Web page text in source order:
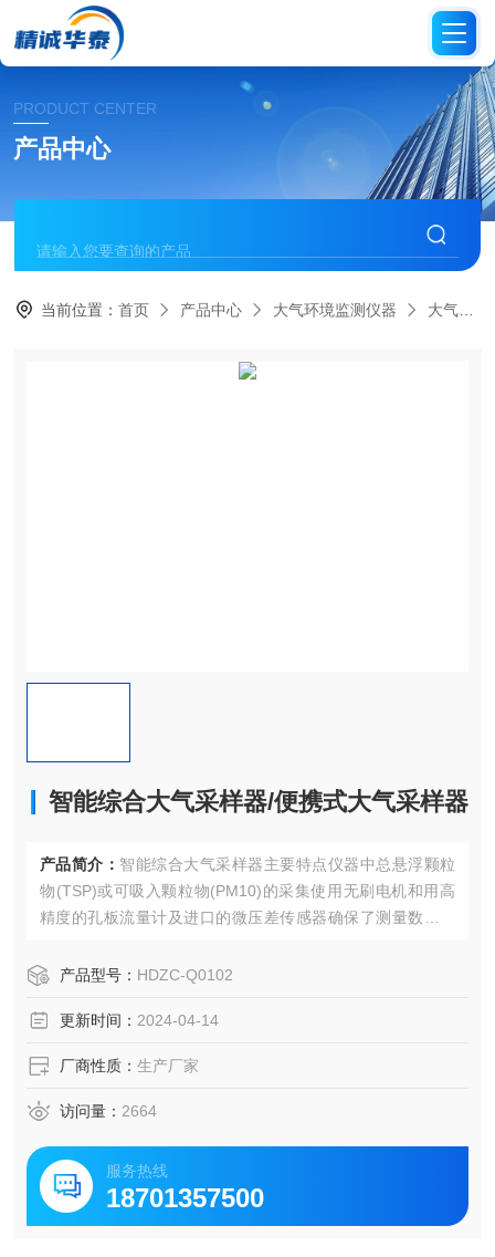
PRODUCT CENTER
产品中心
当前位置：首页 产品中心 大气环境监测仪器 大气采样器
智能综合大气采样器/便携式大气采样器
产品简介： 智能综合大气采样器主要特点仪器中总悬浮颗粒
物(TSP)或可吸入颗粒物(PM10)的采集使用无刷电机和用高
精度的孔板流量计及进口的微压差传感器确保了测量数据的
产品型号： HDZC-Q0102
更新时间： 2024-04-14
厂商性质： 生产厂家
访问量： 2664
服务热线
18701357500